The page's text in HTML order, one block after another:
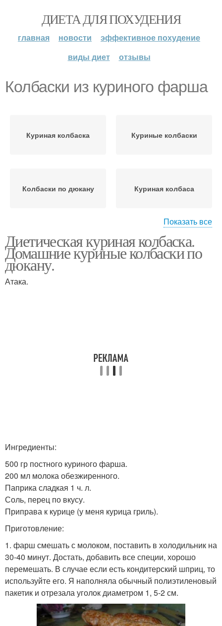
ДИЕТА ДЛЯ ПОХУДЕНИЯ
главная новости
эффективное похудение
виды диет
отзывы
Колбаски из куриного фарша
Куриная колбаска Куриные колбаски
Колбаски по дюкану Куриная колбаса
Диетические колбаски
Колбаски из куриного
филе
Показать все
Диетическая куриная колбаска.
Домашние куриные колбаски по
дюкану.
Атака.
Ингредиенты:
500 гр постного куриного фарша.
200 мл молока обезжиренного.
Паприка сладкая 1 ч. л.
Соль, перец по вкусу.
Приправа к курице (у меня курица гриль).
Приготовление:
1. фарш смешать с молоком, поставить в холодильник на
30-40 минут. Достать, добавить все специи, хорошо
перемешать. В случае если есть кондитерский шприц, то
используйте его. Я наполняла обычный полиэтиленовый
пакетик и отрезала уголок диаметром 1, 5-2 см.